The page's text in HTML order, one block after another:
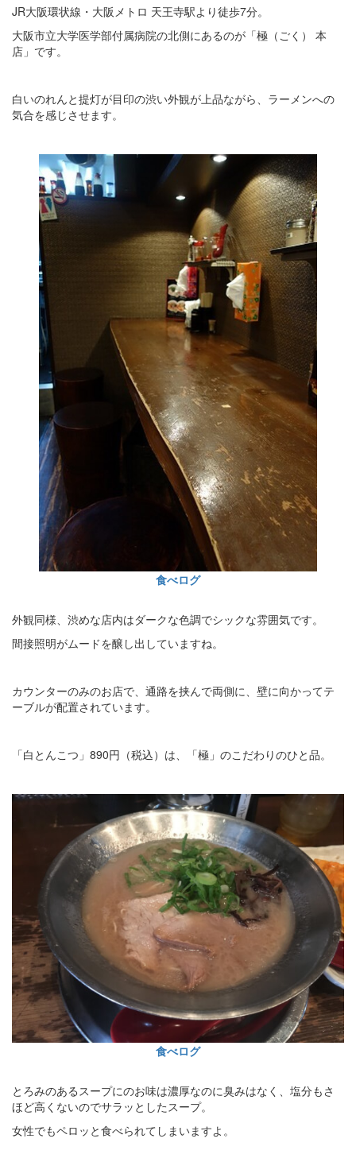
JR大阪環状線・大阪メトロ 天王寺駅より徒歩7分。
大阪市立大学医学部付属病院の北側にあるのが「極（ごく） 本
店」です。
白いのれんと提灯が目印の渋い外観が上品ながら、ラーメンへの
気合を感じさせます。
食べログ
外観同様、渋めな店内はダークな色調でシックな雰囲気です。
間接照明がムードを醸し出していますね。
カウンターのみのお店で、通路を挟んで両側に、壁に向かってテ
ーブルが配置されています。
「白とんこつ」890円（税込）は、「極」のこだわりのひと品。
食べログ
とろみのあるスープにのお味は濃厚なのに臭みはなく、塩分もさ
ほど高くないのでサラッとしたスープ。
女性でもペロッと食べられてしまいますよ。